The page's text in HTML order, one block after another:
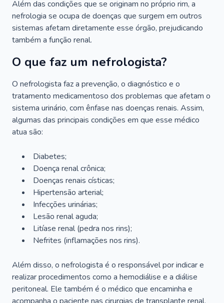
Além das condições que se originam no próprio rim, a
nefrologia se ocupa de doenças que surgem em outros
sistemas afetam diretamente esse órgão, prejudicando
também a função renal.
O que faz um nefrologista?
O nefrologista faz a prevenção, o diagnóstico e o
tratamento medicamentoso dos problemas que afetam o
sistema urinário, com ênfase nas doenças renais. Assim,
algumas das principais condições em que esse médico
atua são:
Diabetes;
Doença renal crônica;
Doenças renais císticas;
Hipertensão arterial;
Infecções urinárias;
Lesão renal aguda;
Litíase renal (pedra nos rins);
Nefrites (inflamações nos rins).
Além disso, o nefrologista é o responsável por indicar e
realizar procedimentos como a hemodiálise e a diálise
peritoneal. Ele também é o médico que encaminha e